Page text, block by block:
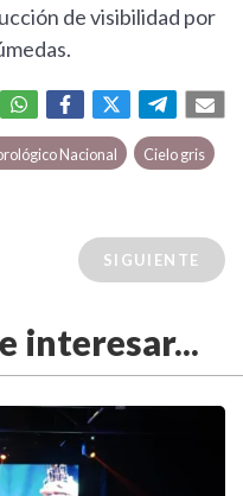
de visibilidad por
Nacional Cielo gris
SIGUIENTE
interesar...